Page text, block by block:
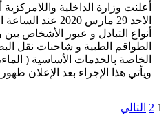
أعلنت وزارة الداخلية
الاحد 29 مارس
أنواع التبادل و عبور الأشخاص بين
الطواقم الطبية و شاحنات نقل
الخاصة بالخدمات الأساسية (
ويأتي هذا الإجراء بعد الإعلان
تعدد
1
2 التالي